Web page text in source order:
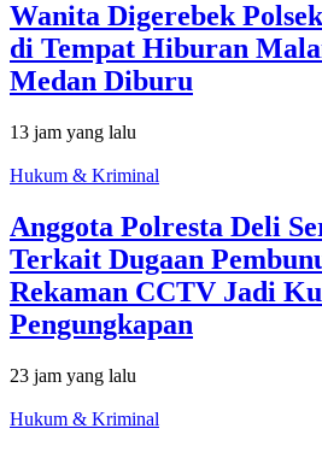
Wanita Digerebek
di Tempat Hiburan
Medan Diburu
13 jam yang lalu
Hukum & Kriminal
Anggota Polresta Deli
Terkait Dugaan
Rekaman CCTV Jadi
Pengungkapan
23 jam yang lalu
Hukum & Kriminal